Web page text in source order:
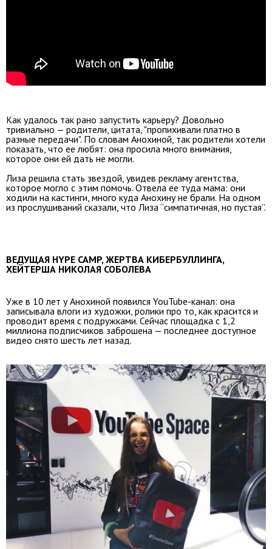
Как удалось так рано запустить карьеру? Довольно
тривиально — родители, цитата, "пропихивали платно в
разные передачи". По словам Анохиной, так родители хотели
показать, что ее любят: она просила много внимания,
которое они ей дать не могли.
Лиза решила стать звездой, увидев рекламу агентства,
которое могло с этим помочь. Отвела ее туда мама: они
ходили на кастинги, много куда Анохину не брали. На одном
из прослушиваний сказали, что Лиза “симпатичная, но пустая”.
ВЕДУЩАЯ HYPE CAMP, ЖЕРТВА КИБЕРБУЛЛИНГА,
ХЕЙТЕРША НИКОЛАЯ СОБОЛЕВА
Уже в 10 лет у Анохиной появился YouTube-канал: она
записывала влоги из художки, ролики про то, как красится и
проводит время с подружками. Сейчас площадка с 1,2
миллиона подписчиков заброшена — последнее доступное
видео снято шесть лет назад.